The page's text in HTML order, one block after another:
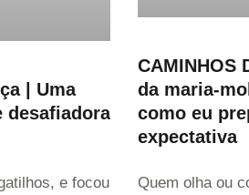
| Uma
desafiadora
e focou
CAMINHOS
da maria-
como eu
expectativa
Quem olha ou